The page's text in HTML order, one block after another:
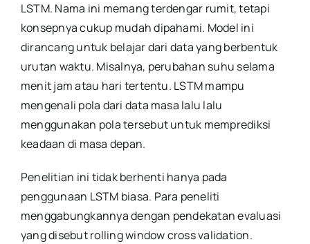
LSTM. Nama ini memang terdengar rumit, tetapi
konsepnya cukup mudah dipahami. Model ini
dirancang untuk belajar dari data yang berbentuk
urutan waktu. Misalnya, perubahan suhu selama
menit jam atau hari tertentu. LSTM mampu
mengenali pola dari data masa lalu lalu
menggunakan pola tersebut untuk memprediksi
keadaan di masa depan.
Penelitian ini tidak berhenti hanya pada
penggunaan LSTM biasa. Para peneliti
menggabungkannya dengan pendekatan evaluasi
yang disebut rolling window cross validation.